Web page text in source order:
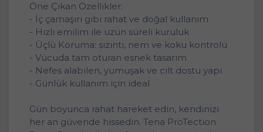
Öne Çıkan Özellikler:
- İç çamaşırı gibi rahat ve doğal kullanım
- Hızlı emilim ile uzun süreli kuruluk
- Üçlü Koruma: sızıntı, nem ve koku kontrolü
- Vücuda tam oturan esnek tasarım
- Nefes alabilen, yumuşak ve cilt dostu yapı
- Günlük kullanım için ideal
Gün boyunca rahat hareket edin, kendinizi
her an güvende hissedin. Tena ProTection